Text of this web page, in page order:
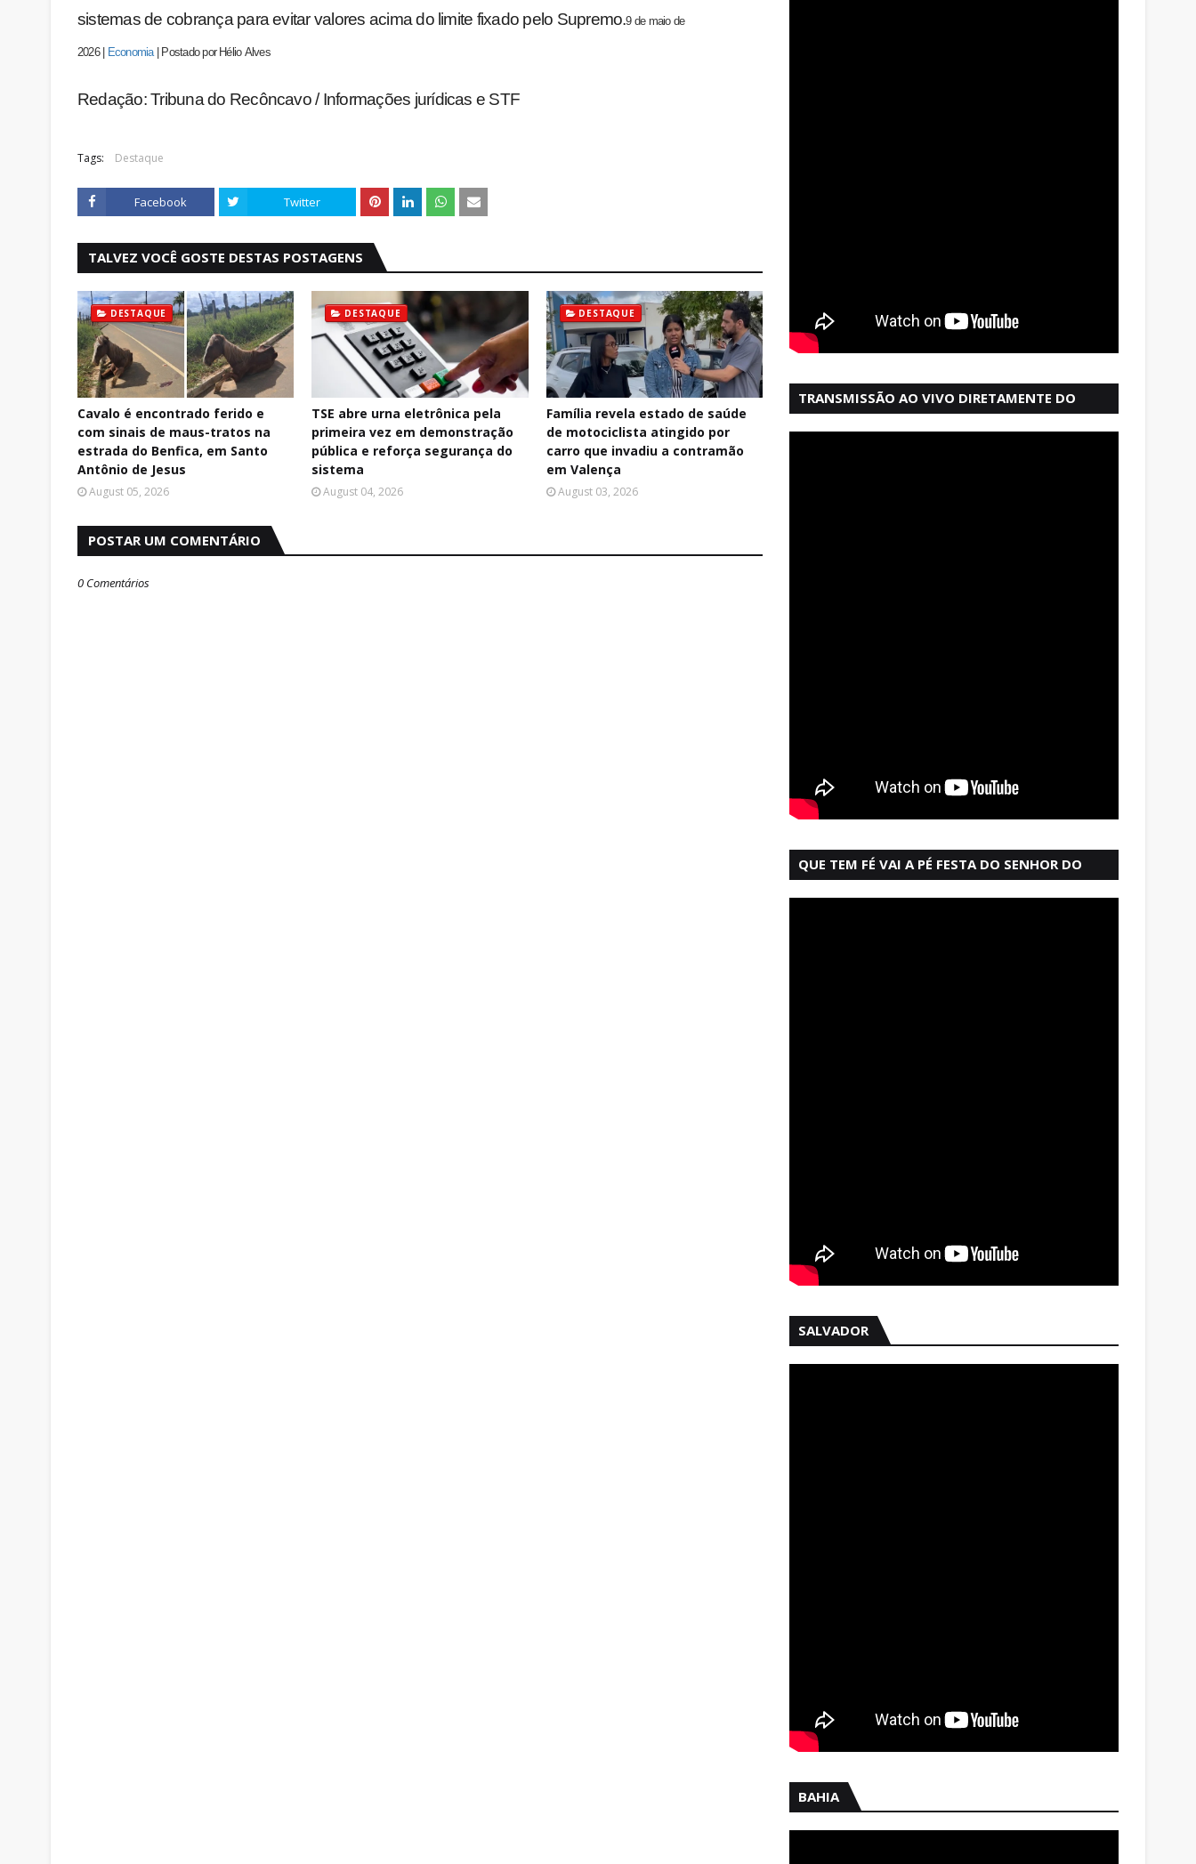
sistemas de cobrança para evitar valores acima do limite fixado pelo Supremo.9 de maio de
2026| Economia| Postado por Hélio Alves
Redação: Tribuna do Recôncavo / Informações jurídicas e STF
Tags: Destaque
Facebook Twitter
TALVEZ VOCÊ GOSTE DESTAS POSTAGENS
DESTAQUE
Cavalo é encontrado ferido e
com sinais de maus-tratos na
estrada do Benfica, em Santo
Antônio de Jesus
August 05, 2026
DESTAQUE
TSE abre urna eletrônica pela
primeira vez em demonstração
pública e reforça segurança do
sistema
August 04, 2026
DESTAQUE
Família revela estado de saúde
de motociclista atingido por
carro que invadiu a contramão
em Valença
August 03, 2026
POSTAR UM COMENTÁRIO
0 Comentários
TRANSMISSÃO AO VIVO DIRETAMENTE DO
QUE TEM FÉ VAI A PÉ FESTA DO SENHOR DO
SALVADOR
BAHIA